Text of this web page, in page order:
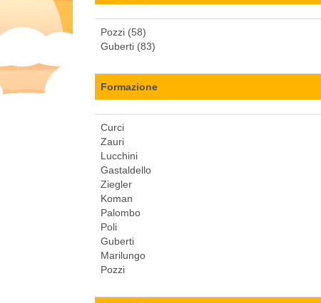
Pozzi (58)
Guberti (83)
Formazione
Curci
Zauri
Lucchini
Gastaldello
Ziegler
Koman
Palombo
Poli
Guberti
Marilungo
Pozzi